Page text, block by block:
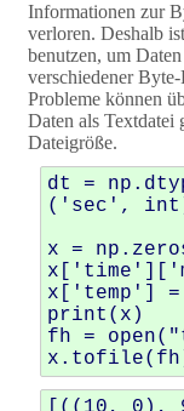
Informationen zur
verloren. Deshalb
benutzen, um
verschiedener
Probleme können
Daten als Textdatei
Dateigröße.
dt = np .
( 'sec' , int
x
= np .
x
'time'
x
'temp' =
print ( x )
fh
= open(
x . tofile( fh